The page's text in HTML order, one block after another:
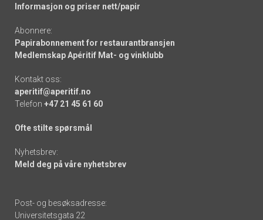
Informasjon og priser nett/papir
Abonnere:
Papirabonnement for restaurantbransjen
Medlemskap Apéritif Mat- og vinklubb
Kontakt oss:
aperitif@aperitif.no
Telefon +47 21 45 61 60
Ofte stilte spørsmål
Nyhetsbrev:
Meld deg på våre nyhetsbrev
Post- og besøksadresse:
Universitetsgata 22